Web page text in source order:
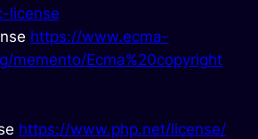
license
https://www.ecma-
memento/Ecma%20copyright
https://www.php.net/license/